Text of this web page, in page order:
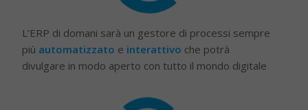
L’ERP di domani sarà un gestore di processi sempre
più automatizzato e interattivo che potrà
divulgare in modo aperto con tutto il mondo digitale